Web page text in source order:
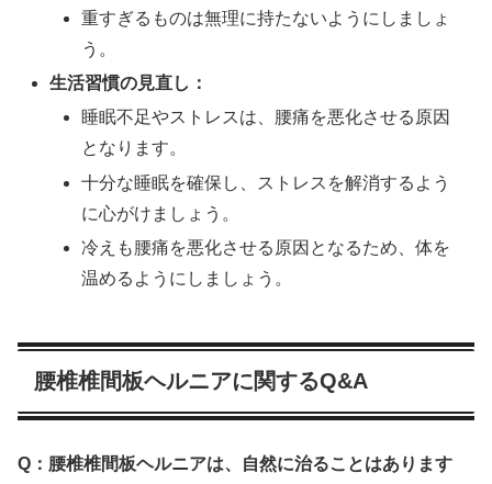
重すぎるものは無理に持たないようにしましょ
う。
生活習慣の見直し：
睡眠不足やストレスは、腰痛を悪化させる原因
となります。
十分な睡眠を確保し、ストレスを解消するよう
に心がけましょう。
冷えも腰痛を悪化させる原因となるため、体を
温めるようにしましょう。
腰椎椎間板ヘルニアに関するQ&A
Q：腰椎椎間板ヘルニアは、自然に治ることはあります